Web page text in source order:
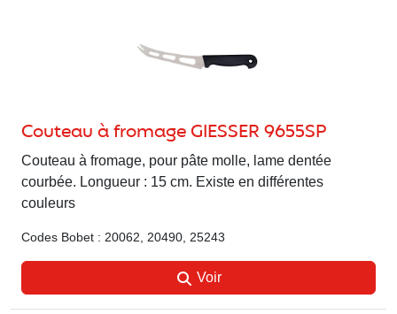
Couteau à fromage GIESSER 9655SP
Couteau à fromage, pour pâte molle, lame dentée
courbée. Longueur : 15 cm. Existe en différentes
couleurs
Codes Bobet : 20062, 20490, 25243
Voir